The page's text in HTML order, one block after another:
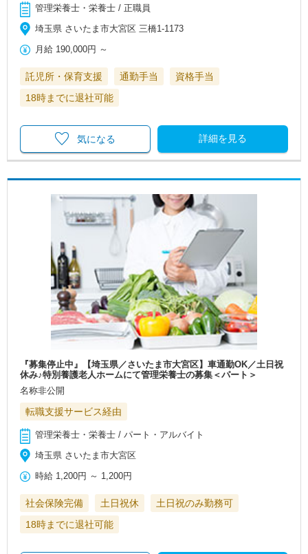
管理栄養士・栄養士 / 正職員
埼玉県 さいたま市大宮区 三橋1-1173
月給 190,000円 ～
託児所・保育支援 通勤手当
資格手当
18時までに退社可能
詳細を見る
気になる
『募集停止中』【埼玉県／さいたま市大宮区】車通勤OK／土日祝
休み♪特別養護老人ホームにて管理栄養士の募集＜パート＞
名称非公開
転職支援サービス経由
管理栄養士・栄養士 / パート・アルバイト
埼玉県 さいたま市大宮区
時給 1,200円 ～ 1,200円
社会保険完備 土日祝休
土日祝のみ勤務可
18時までに退社可能